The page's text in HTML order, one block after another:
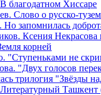
благодатном Хиссаре
Слово о русско-
запомнилась
Ксения
корней
"Ступеньками не
"Двух голосов
трилогия "Звёзды
Ташкент